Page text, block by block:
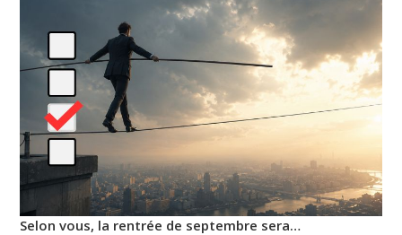
Selon vous, la rentrée de septembre sera…